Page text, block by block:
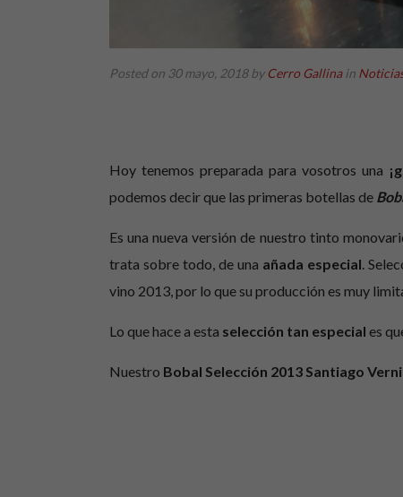
Posted on 30 mayo, 2018byCerro Gallinain
Hoy tenemos preparada para vosotros una
podemos decir que las primeras botellas de
Es una nueva versión de nuestro tinto
trata sobre todo, de una añada especial.
vino 2013, por lo que su producción es muy
Lo que hace a esta selección tan especial es
Nuestro Bobal Selección 2013 Santiago